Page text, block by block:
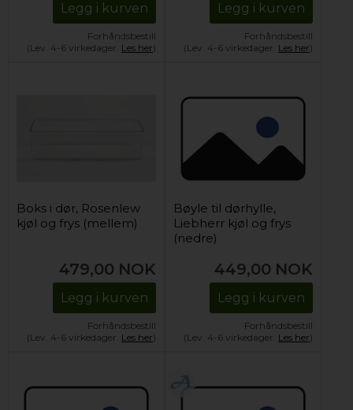
Legg i kurven
Forhåndsbestill
(Lev. 4-6 virkedager. Les her)
Legg i kurven
Forhåndsbestill
(Lev. 4-6 virkedager. Les her)
Boks i dør, Rosenlew
kjøl og frys (mellem)
479,00 NOK
Legg i kurven
Forhåndsbestill
(Lev. 4-6 virkedager. Les her)
Bøyle til dørhylle,
Liebherr kjøl og frys
(nedre)
449,00 NOK
Legg i kurven
Forhåndsbestill
(Lev. 4-6 virkedager. Les her)